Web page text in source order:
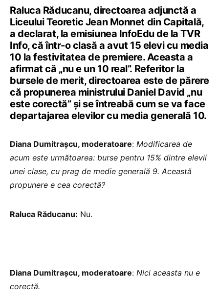
Raluca Răducanu, directoarea adjunctă a
Liceului Teoretic Jean Monnet din Capitală,
a declarat, la emisiunea InfoEdu de la TVR
Info, că într-o clasă a avut 15 elevi cu media
10 la festivitatea de premiere. Aceasta a
afirmat că „nu e un 10 real”. Referitor la
bursele de merit, directoarea este de părere
că propunerea ministrului Daniel David „nu
este corectă” și se întreabă cum se va face
departajarea elevilor cu media generală 10.
Diana Dumitrașcu, moderatoare: Modificarea de
acum este următoarea: burse pentru 15% dintre elevii
unei clase, cu prag de medie generală 9. Această
propunere e cea corectă?
Raluca Răducanu: Nu.
Diana Dumitrașcu, moderatoare: Nici aceasta nu e
corectă.